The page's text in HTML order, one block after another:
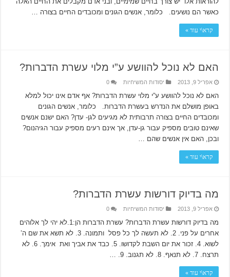
כאשר הם נושעים. כלומר, אנשים הגונים ומכובדים החיים בצורה …
קרא\י עוד »
האם לא נוכל להוושע ע”י מלוי עשרת הדברות?
אפריל 9, 2013 יסודות המשיחיות 0
האם לא נוכל להוושע ע”י מלוי עשרת הדברות? אף אדם אינו יכול למלא
באופן מושלם את הנדרש בעשרת הדברות. כלומר, אנשים הגונים
ומכובדים החיים בצורה תרבותית לא מגיעים לגן- עדן? האם ישנם אנשים
שאינם טובים מספיק עבור גן-עדן, אך אינם רעים מספיק עבור הגיהנום?
ובכן, האם אין אנשים שהם …
קרא\י עוד »
מה בדיוק דורשות עשרת הדברות?
אפריל 9, 2013 יסודות המשיחיות 0
מה בדיוק דורשות עשרת הדברות? עשרת הדברות הן:1.לא יהי לך אלוהים
אחרים על פני. 2. לא תעשה לך כל פסל ותמונה. 3. לא תשא את שם ה’
לשוא. 4. זכור את יום השבת לקדושו. 5. כבד את אביך ואת אימך. 6. לא
תרצח. 7. לא תנאף. 8. לא תגנוב. 9. …
קרא\י עוד »